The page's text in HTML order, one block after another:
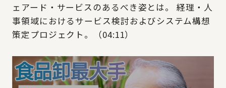
ェアード・サービスのあるべき姿とは。​ 経理・人
事領域におけるサービス検討およびシステム構想
策定プロジェクト​。（04:11）